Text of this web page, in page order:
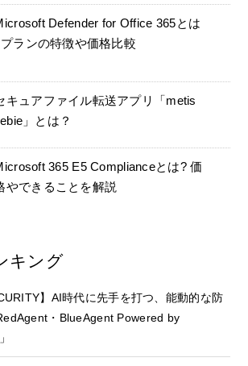
Defender for Office 365とは
ランの特徴や価格比較
キュアファイル転送アプリ「metis
」とは？
365 E5 Complianceとは? 価
やできることを解説
キング
】AI時代に先手を打つ、能動的な防
・BlueAgent Powered by